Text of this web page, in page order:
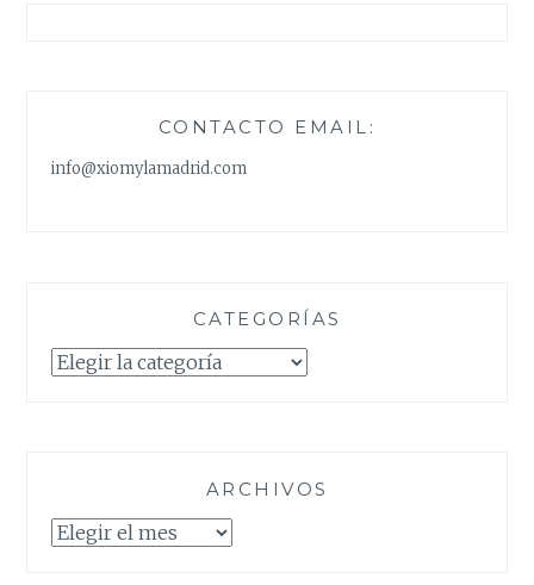
CONTACTO EMAIL:
info@xiomylamadrid.com
CATEGORÍAS
Categorías
ARCHIVOS
Archivos